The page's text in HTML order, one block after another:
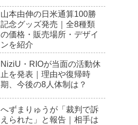
山本由伸の日米通算100勝
記念グッズ発売｜全8種類
の価格・販売場所・デザイ
ンを紹介
NiziU・RIOが当面の活動休
止を発表｜理由や復帰時
期、今後の8人体制は？
へずまりゅうが「裁判で訴
えられた」と報告｜相手は